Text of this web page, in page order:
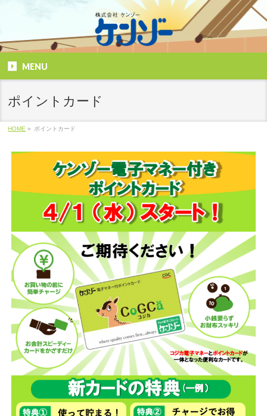
MENU
ポイントカード
HOME » ポイントカード